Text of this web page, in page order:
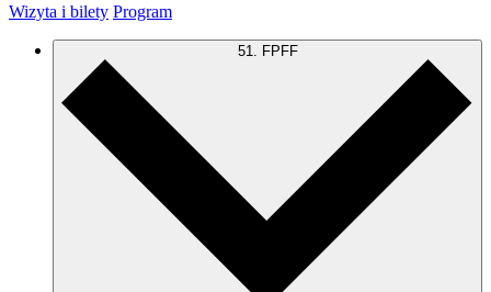
Wizyta i bilety Program
51. FPFF